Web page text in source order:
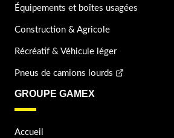
Équipements et boîtes usagées
Construction & Agricole
Récréatif & Véhicule léger
Pneus de camions lourds
GROUPE GAMEX
Accueil